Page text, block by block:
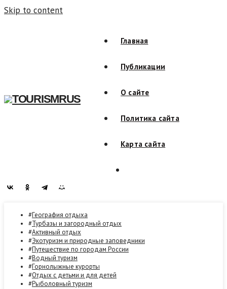
Skip to content
TOURISMRUS
Главная
Публикации
О сайте
Политика сайта
Карта сайта
География отдыха
Турбазы и загородный отдых
Активный отдых
Экотуризм и природные заповедники
Путешествие по городам России
Водный туризм
Горнолыжные курорты
Отдых с детьми и для детей
Рыболовный туризм